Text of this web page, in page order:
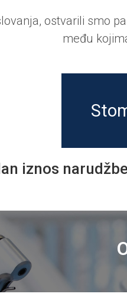
ostvarili smo
među
iznos